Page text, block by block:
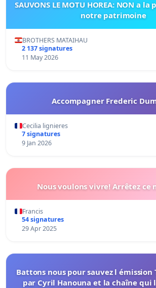
SAUVONS LE MOTU HOREA: NON a
notre patrimoine
BROTHERS MATAIHAU
2 137 signatures
11 May 2026
Accompagner Frederic
Cecilia lignieres
7 signatures
9 Jan 2026
Nous voulons vivre! Arrêtez ce
Francis
54 signatures
29 Apr 2025
Battons nous pour sauvez l émission
par Cyril Hanouna et la chaîne qui